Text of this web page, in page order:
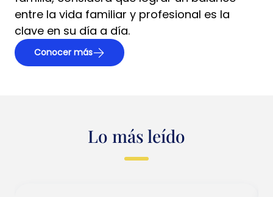
entre la vida familiar y profesional es la
clave en su día a día.
Conocer más
Lo más leído